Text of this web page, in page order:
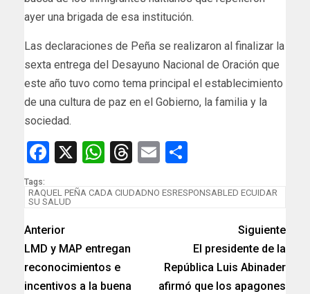
ayer una brigada de esa institución.
Las declaraciones de Peña se realizaron al finalizar la
sexta entrega del Desayuno Nacional de Oración que
este año tuvo como tema principal el establecimiento
de una cultura de paz en el Gobierno, la familia y la
sociedad.
Facebook
X WhatsApp
Threads
Email
Tags:
RAQUEL PEÑA CADA CIUDADNO ESRESPONSABLED ECUIDAR
SU SALUD
Anterior
LMD y MAP entregan
reconocimientos e
incentivos a la buena
Siguiente
El presidente de la
República Luis Abinader
afirmó que los apagones